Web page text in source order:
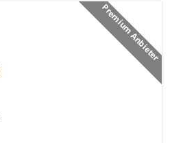
Premium Anbieter